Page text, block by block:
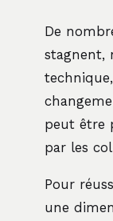
De
stagnent,
peut être
par les
Pour
une